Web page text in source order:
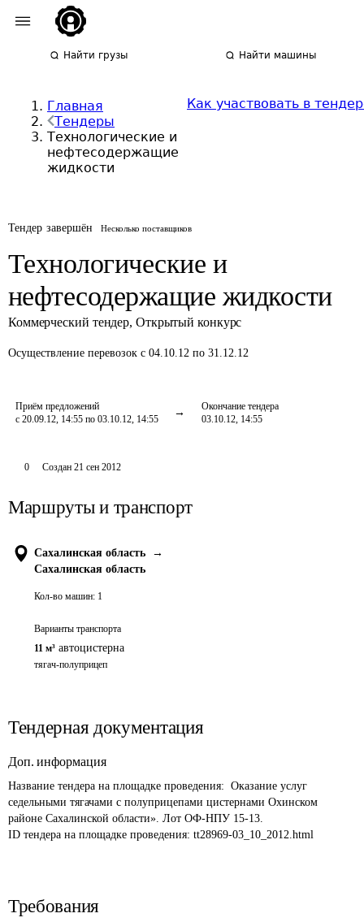
Найти грузы Найти машины
Главная
Тендеры
Технологические и
нефтесодержащие
жидкости
Как участвовать в
Тендер завершён Несколько поставщиков
Технологические и
нефтесодержащие жидкости
Коммерческий тендер, Открытый конкурс
Осуществление перевозок с 04.10.12 по 31.12.12
Приём предложений
с 20.09.12, 14:55 по 03.10.12, 14:55
Окончание тендера
03.10.12, 14:55
0 Создан 21 сен 2012
Маршруты и транспорт
Сахалинская область
→
Сахалинская область
Кол-во машин: 1
Варианты транспорта
11 м³ автоцистерна
тягач-полуприцеп
Тендерная документация
Доп. информация
Название тендера на площадке проведения: Оказание услуг
седельными тягачами с полуприцепами цистернами Охинском
районе Сахалинской области». Лот ОФ-НПУ 15-13.
ID тендера на площадке проведения: tt28969-03_10_2012.html
Требования